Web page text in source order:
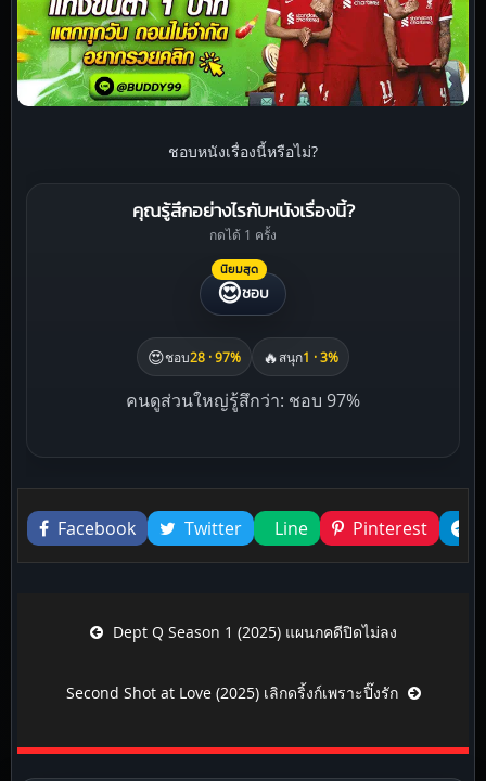
ชอบหนังเรื่องนี้หรือไม่?
คุณรู้สึกอย่างไรกับหนังเรื่องนี้?
กดได้ 1 ครั้ง
นิยมสุด
😍ชอบ
😍ชอบ28 · 97% 🔥สนุก1 · 3%
คนดูส่วนใหญ่รู้สึกว่า: ชอบ 97%
Liked this
Facebook
Twitter Line Pinterest
Post navigationDept Q Season 1 (2025) แผนกคดีปิดไม่ลง
Second Shot at Love (2025) เลิกดริ้งก์เพราะปิ๊งรัก